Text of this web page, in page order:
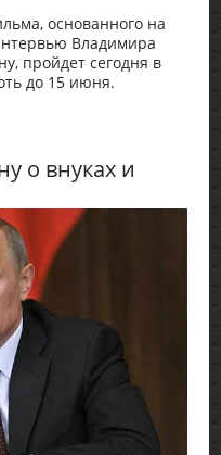
основанного на
Владимира
пройдет сегодня в
до 15 июня.
о внуках и